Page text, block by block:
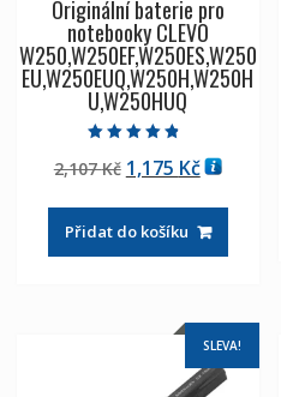
Originální baterie pro
notebooky CLEVO
W250,W250EF,W250ES,W250
EU,W250EUQ,W250H,W250H
U,W250HUQ
4.50
z 5
2,107Kč Původní
byla:
2,107 Kč
1,175 KčAktuální
je:
1,175 Kč
Přidat do košíku
SLEVA!